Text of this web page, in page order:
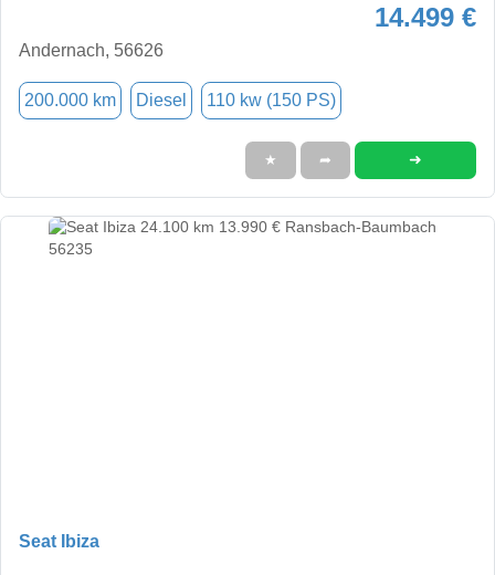
14.499 €
Andernach, 56626
200.000 km Diesel 110 kw (150 PS)
★ ➦ ➜
Seat Ibiza